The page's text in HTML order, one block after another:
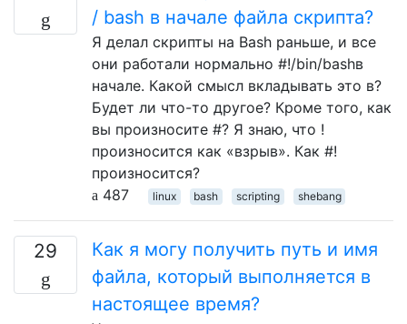
/ bash в начале файла скрипта?
Я делал скрипты на Bash раньше, и все
они работали нормально #!/bin/bashв
начале. Какой смысл вкладывать это в?
Будет ли что-то другое? Кроме того, как
вы произносите #? Я знаю, что !
произносится как «взрыв». Как #!
произносится?
487
linux bash scripting shebang
29
Как я могу получить путь и имя
файла, который выполняется в
настоящее время?